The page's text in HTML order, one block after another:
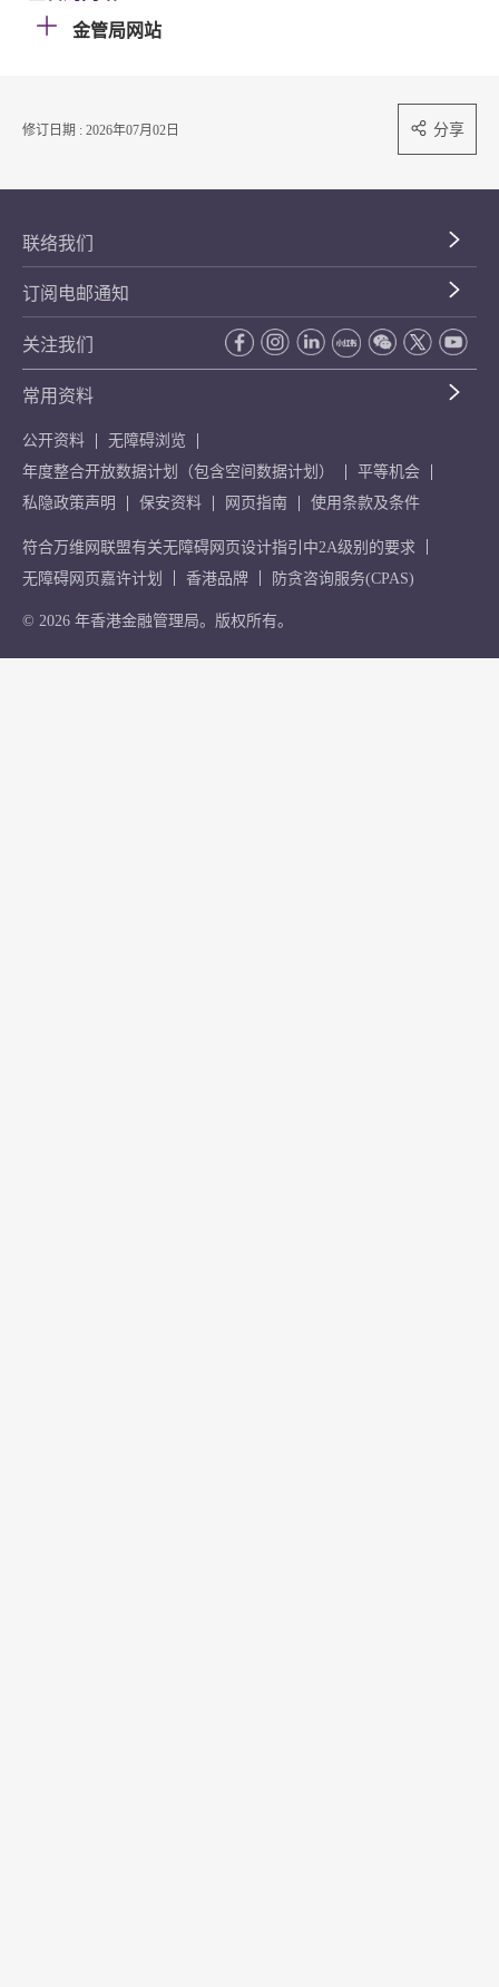
金管局网站
修订日期 : 2026年07月02日 分享
联络我们
订阅电邮通知
关注我们
常用资料
公开资料
无障碍浏览
年度整合开放数据计划（包含空间数据计划）
平等机会
私隐政策声明
保安资料 网页指南 使用条款及条件
符合万维网联盟有关无障碍网页设计指引中2A级别的要求
无障碍网页嘉许计划
香港品牌 防贪咨询服务(CPAS)
© 2026 年香港金融管理局。版权所有。